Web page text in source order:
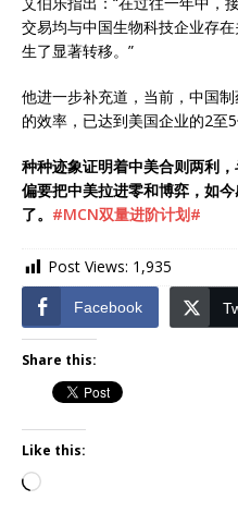
交易均与中国生物科技企业存
生了显著转移。”
他进一步补充道，当前，中国
的效率，已达到美国企业的2至5
种种迹象证明着中美合则两利
偏要把中美拉进零和博弈，如
了。 #MCN双量进阶计划#
Post Views: 1,935
Facebook
Share this:
Like this: